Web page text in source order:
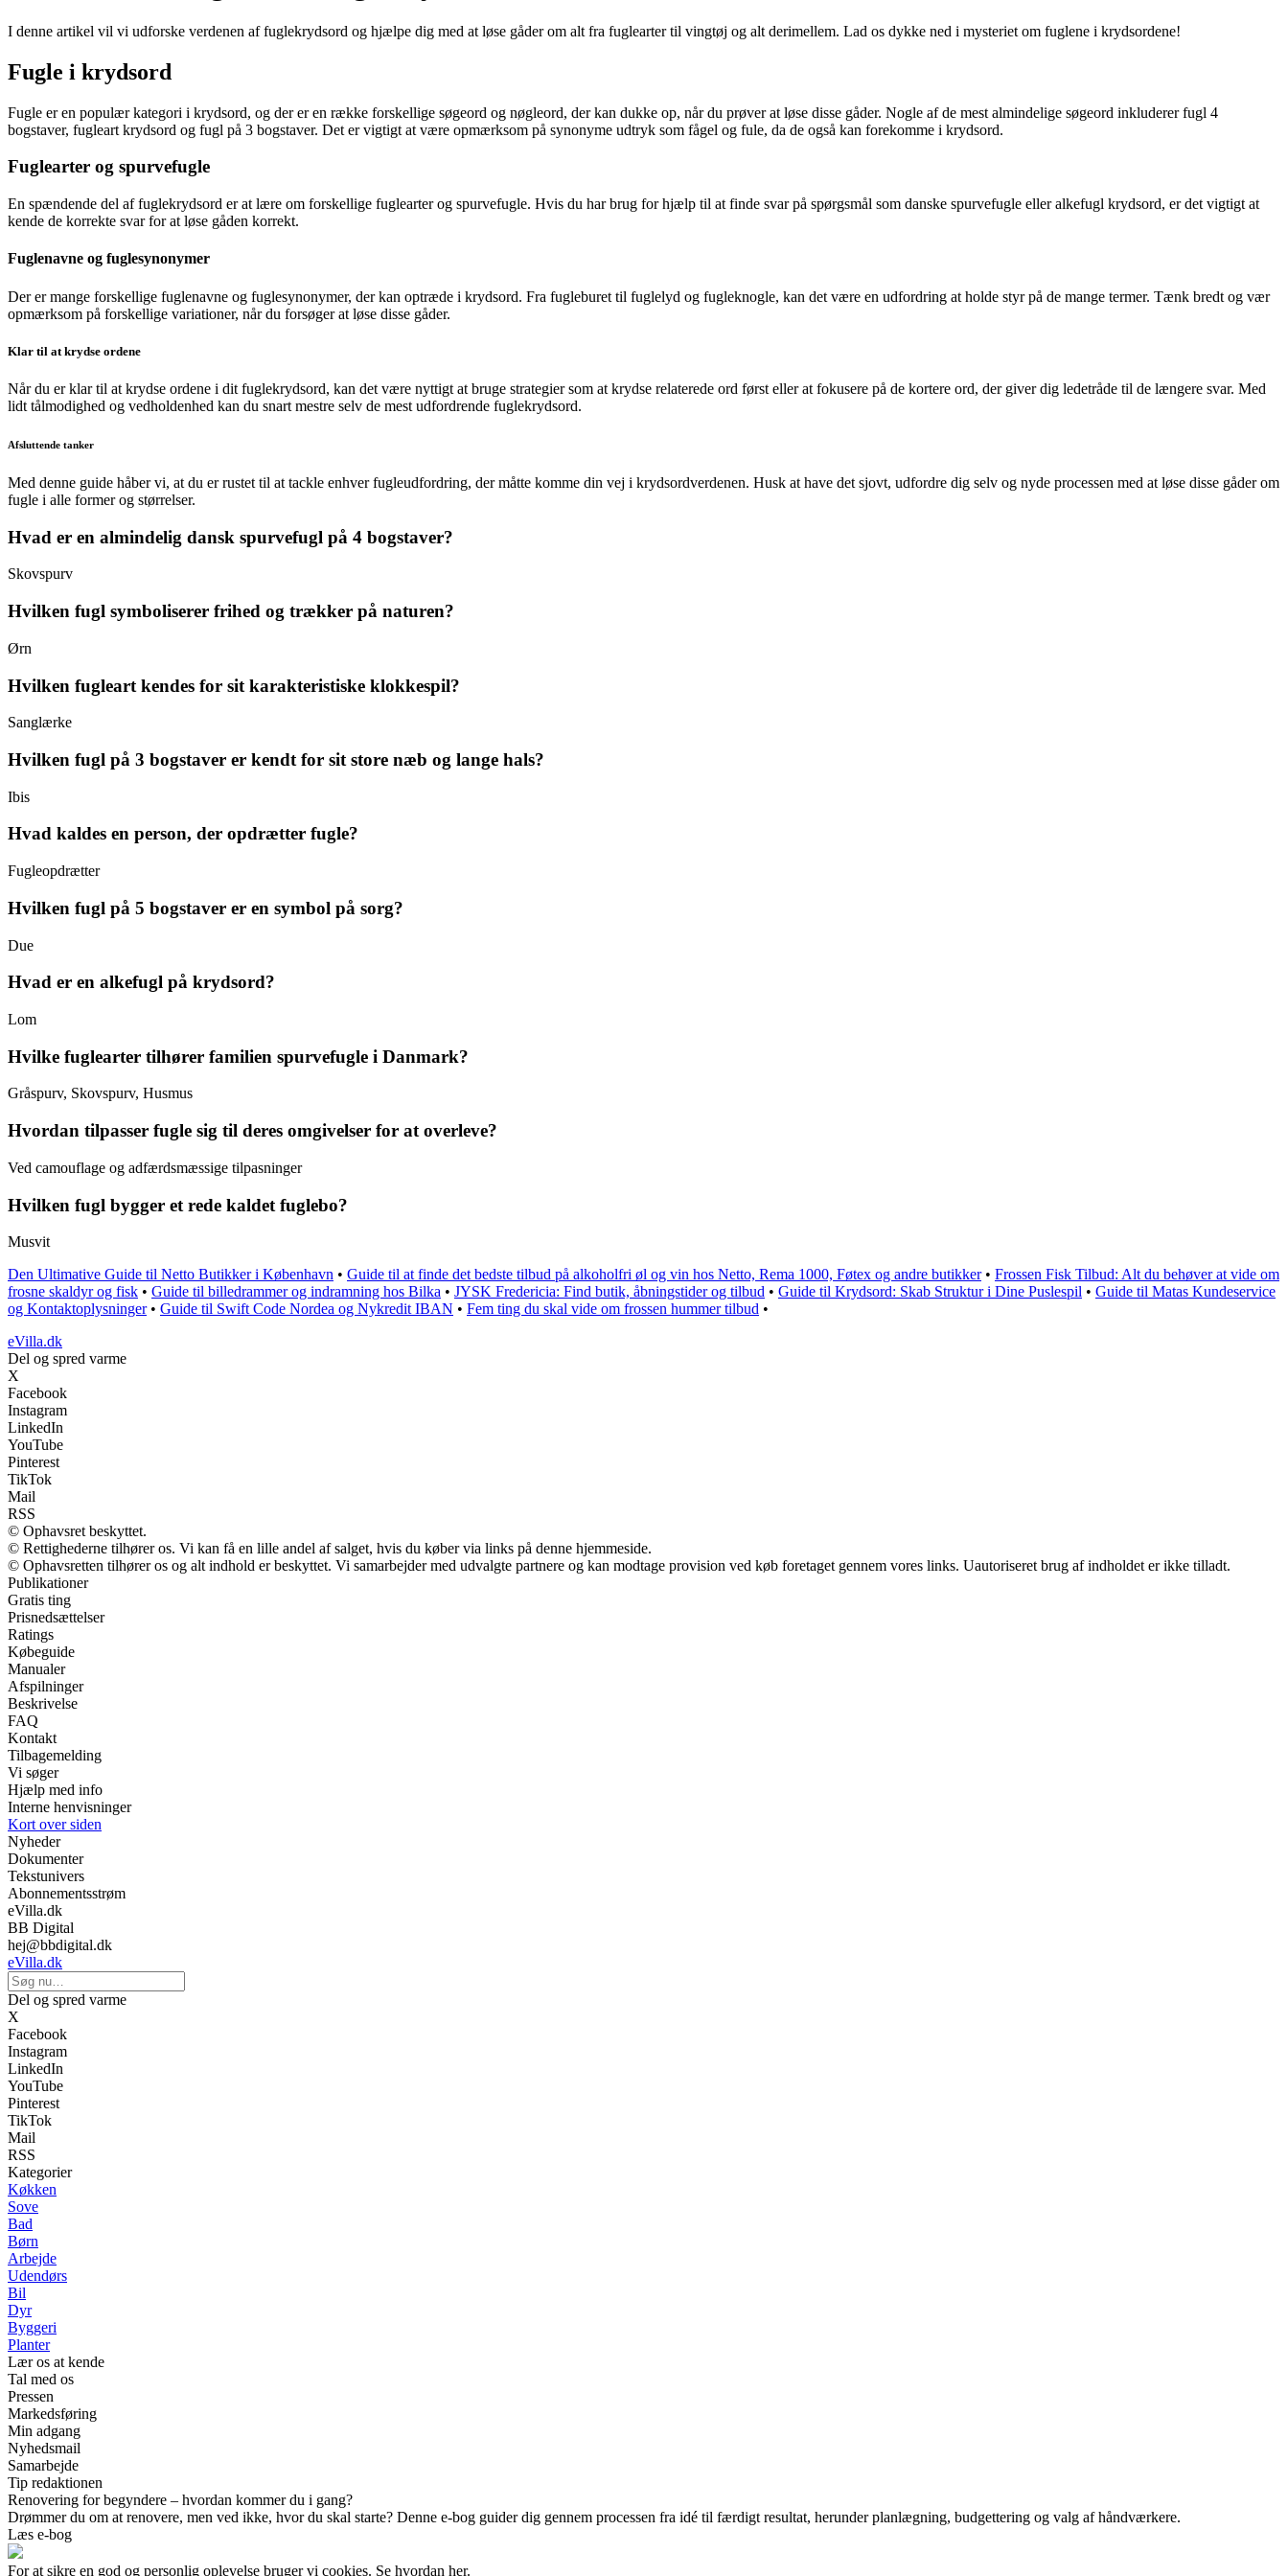
I denne artikel vil vi udforske verdenen af fuglekrydsord og hjælpe dig med at løse gåder om alt fra fuglearter til vingtøj og alt derimellem. Lad os dykke ned i mysteriet om fuglene i krydsordene!
Fugle i krydsord
Fugle er en populær kategori i krydsord, og der er en række forskellige søgeord og nøgleord, der kan dukke op, når du prøver at løse disse gåder. Nogle af de mest almindelige søgeord inkluderer fugl 4
bogstaver, fugleart krydsord og fugl på 3 bogstaver. Det er vigtigt at være opmærksom på synonyme udtryk som fågel og fule, da de også kan forekomme i krydsord.
Fuglearter og spurvefugle
En spændende del af fuglekrydsord er at lære om forskellige fuglearter og spurvefugle. Hvis du har brug for hjælp til at finde svar på spørgsmål som danske spurvefugle eller alkefugl krydsord, er det vigtigt at
kende de korrekte svar for at løse gåden korrekt.
Fuglenavne og fuglesynonymer
Der er mange forskellige fuglenavne og fuglesynonymer, der kan optræde i krydsord. Fra fugleburet til fuglelyd og fugleknogle, kan det være en udfordring at holde styr på de mange termer. Tænk bredt og vær
opmærksom på forskellige variationer, når du forsøger at løse disse gåder.
Klar til at krydse ordene
Når du er klar til at krydse ordene i dit fuglekrydsord, kan det være nyttigt at bruge strategier som at krydse relaterede ord først eller at fokusere på de kortere ord, der giver dig ledetråde til de længere svar. Med
lidt tålmodighed og vedholdenhed kan du snart mestre selv de mest udfordrende fuglekrydsord.
Afsluttende tanker
Med denne guide håber vi, at du er rustet til at tackle enhver fugleudfordring, der måtte komme din vej i krydsordverdenen. Husk at have det sjovt, udfordre dig selv og nyde processen med at løse disse gåder om
fugle i alle former og størrelser.
Hvad er en almindelig dansk spurvefugl på 4 bogstaver?
Skovspurv
Hvilken fugl symboliserer frihed og trækker på naturen?
Ørn
Hvilken fugleart kendes for sit karakteristiske klokkespil?
Sanglærke
Hvilken fugl på 3 bogstaver er kendt for sit store næb og lange hals?
Ibis
Hvad kaldes en person, der opdrætter fugle?
Fugleopdrætter
Hvilken fugl på 5 bogstaver er en symbol på sorg?
Due
Hvad er en alkefugl på krydsord?
Lom
Hvilke fuglearter tilhører familien spurvefugle i Danmark?
Gråspurv, Skovspurv, Husmus
Hvordan tilpasser fugle sig til deres omgivelser for at overleve?
Ved camouflage og adfærdsmæssige tilpasninger
Hvilken fugl bygger et rede kaldet fuglebo?
Musvit
Den Ultimative Guide til Netto Butikker i København • Guide til at finde det bedste tilbud på alkoholfri øl og vin hos Netto, Rema 1000, Føtex og andre butikker• Frossen Fisk Tilbud: Alt du behøver at vide om
frosne skaldyr og fisk • Guide til billedrammer og indramning hos Bilka • JYSK Fredericia: Find butik, åbningstider og tilbud • Guide til Krydsord: Skab Struktur i Dine Puslespil • Guide til Matas Kundeservice
og Kontaktoplysninger• Guide til Swift Code Nordea og Nykredit IBAN • Fem ting du skal vide om frossen hummer tilbud •
eVilla.dk
Del og spred varme
X
Facebook
Instagram
LinkedIn
YouTube
Pinterest
TikTok
Mail
RSS
© Ophavsret beskyttet.
© Rettighederne tilhører os. Vi kan få en lille andel af salget, hvis du køber via links på denne hjemmeside.
© Ophavsretten tilhører os og alt indhold er beskyttet. Vi samarbejder med udvalgte partnere og kan modtage provision ved køb foretaget gennem vores links. Uautoriseret brug af indholdet er ikke tilladt.
Publikationer
Gratis ting
Prisnedsættelser
Ratings
Købeguide
Manualer
Afspilninger
Beskrivelse
FAQ
Kontakt
Tilbagemelding
Vi søger
Hjælp med info
Interne henvisninger
Kort over siden
Nyheder
Dokumenter
Tekstunivers
Abonnementsstrøm
eVilla.dk
BB Digital
hej@bbdigital.dk
eVilla.dk
Del og spred varme
X
Facebook
Instagram
LinkedIn
YouTube
Pinterest
TikTok
Mail
RSS
Kategorier
Køkken
Sove
Bad
Børn
Arbejde
Udendørs
Bil
Dyr
Byggeri
Planter
Lær os at kende
Tal med os
Pressen
Markedsføring
Min adgang
Nyhedsmail
Samarbejde
Tip redaktionen
Renovering for begyndere – hvordan kommer du i gang?
Drømmer du om at renovere, men ved ikke, hvor du skal starte? Denne e-bog guider dig gennem processen fra idé til færdigt resultat, herunder planlægning, budgettering og valg af håndværkere.
Læs e-bog
For at sikre en god og personlig oplevelse bruger vi cookies. Se hvordan her.